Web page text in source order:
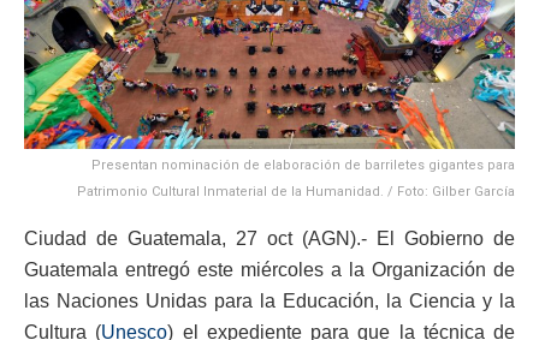
Presentan nominación de elaboración de barriletes gigantes para
Patrimonio Cultural Inmaterial de la Humanidad. / Foto: Gilber García
Ciudad de Guatemala, 27 oct (AGN).- El Gobierno de
Guatemala entregó este miércoles a la Organización de
las Naciones Unidas para la Educación, la Ciencia y la
Cultura (Unesco) el expediente para que la técnica de